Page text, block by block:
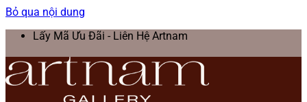
Bỏ qua nội dung
Lấy Mã Ưu Đãi - Liên Hệ Artnam